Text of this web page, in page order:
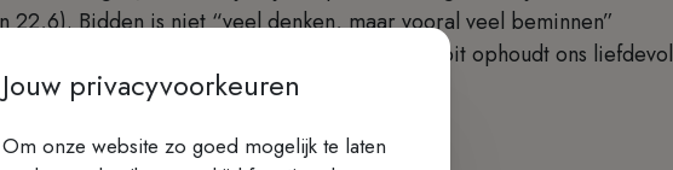
22,6). Bidden is niet “veel denken, maar vooral veel beminnen”
ogen opslaan om te kijken naar Hem die nooit ophoudt ons liefdevol
(Weg van volmaaktheid 26, 3-4).
Jouw privacyvoorkeuren
Om onze website zo goed mogelijk te laten